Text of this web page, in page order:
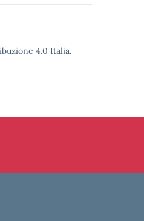
4.0 Italia.